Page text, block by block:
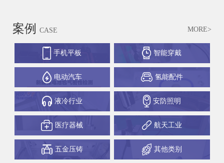
案例 CASE MORE>
手机平板 智能穿戴
电动汽车 氢能配件
液冷行业 安防照明
医疗器械 航天工业
五金压铸 其他类别